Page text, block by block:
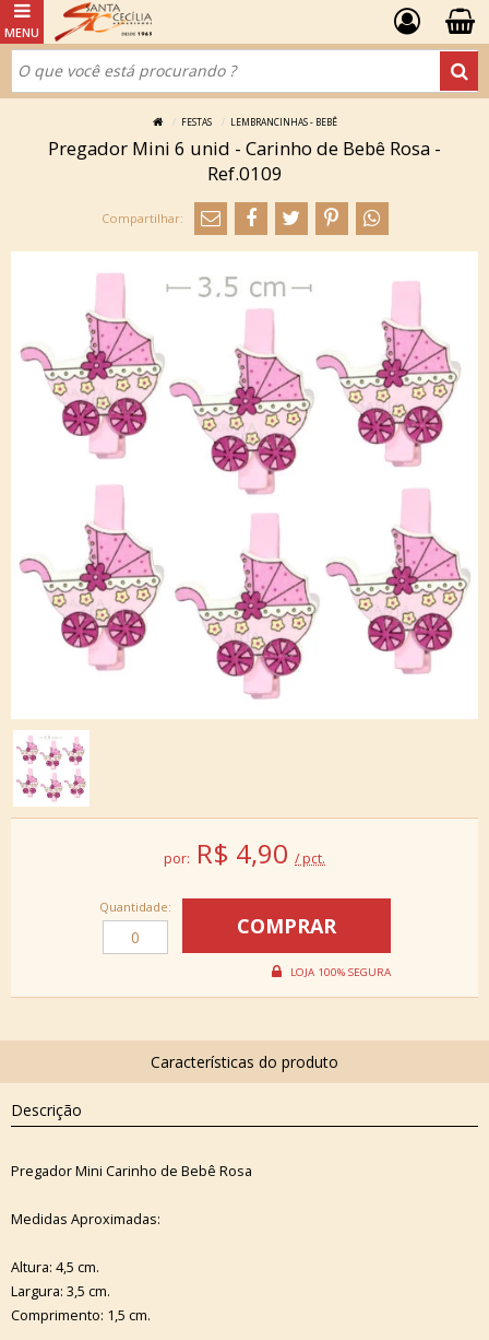
FESTAS LEMBRANCINHAS - BEBÊ
Pregador Mini 6 unid - Carinho de Bebê Rosa -
Ref.0109
por: R$ 4,90 / pct.
Quantidade:
Descrição
Pregador Mini Carinho de Bebê Rosa
Medidas Aproximadas:
Altura: 4,5 cm.
Largura: 3,5 cm.
Comprimento: 1,5 cm.